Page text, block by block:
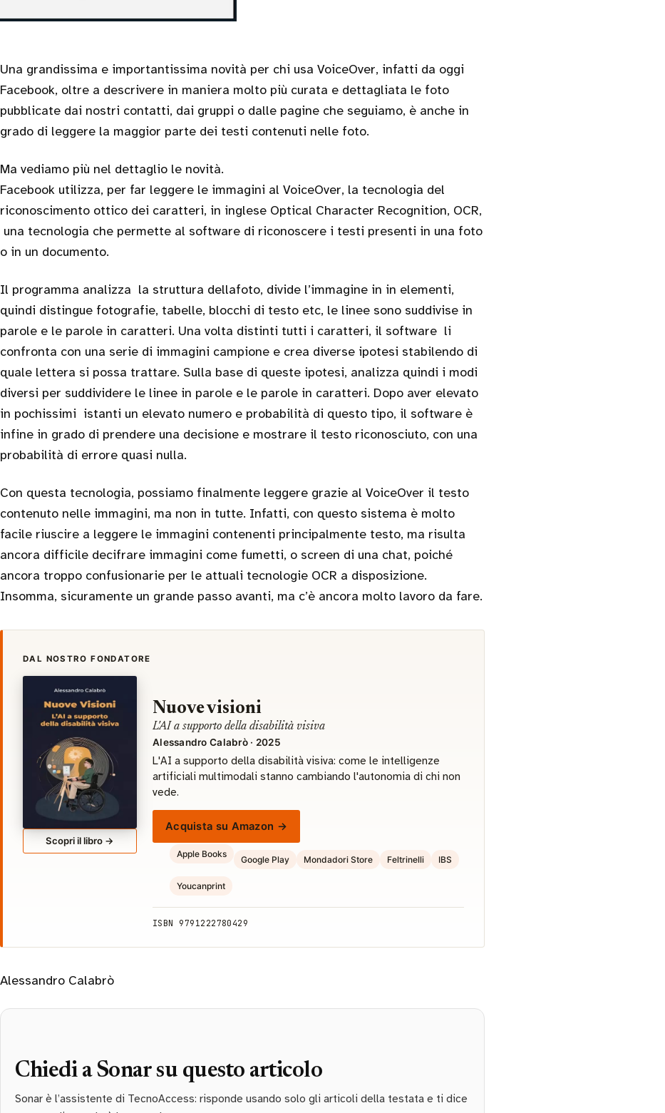
Una grandissima e importantissima novità per chi usa VoiceOver, infatti da oggi
Facebook, oltre a descrivere in maniera molto più curata e dettagliata le foto
pubblicate dai nostri contatti, dai gruppi o dalle pagine che seguiamo, è anche in
grado di leggere la maggior parte dei testi contenuti nelle foto.
Ma vediamo più nel dettaglio le novità.
Facebook utilizza, per far leggere le immagini al VoiceOver, la tecnologia del
riconoscimento ottico dei caratteri, in inglese Optical Character Recognition, OCR,
una tecnologia che permette al software di riconoscere i testi presenti in una foto
o in un documento.
Il programma analizza la struttura dellafoto, divide l’immagine in in elementi,
quindi distingue fotografie, tabelle, blocchi di testo etc, le linee sono suddivise in
parole e le parole in caratteri. Una volta distinti tutti i caratteri, il software li
confronta con una serie di immagini campione e crea diverse ipotesi stabilendo di
quale lettera si possa trattare. Sulla base di queste ipotesi, analizza quindi i modi
diversi per suddividere le linee in parole e le parole in caratteri. Dopo aver elevato
in pochissimi istanti un elevato numero e probabilità di questo tipo, il software è
infine in grado di prendere una decisione e mostrare il testo riconosciuto, con una
probabilità di errore quasi nulla.
Con questa tecnologia, possiamo finalmente leggere grazie al VoiceOver il testo
contenuto nelle immagini, ma non in tutte. Infatti, con questo sistema è molto
facile riuscire a leggere le immagini contenenti principalmente testo, ma risulta
ancora difficile decifrare immagini come fumetti, o screen di una chat, poiché
ancora troppo confusionarie per le attuali tecnologie OCR a disposizione.
Insomma, sicuramente un grande passo avanti, ma c’è ancora molto lavoro da fare.
DAL NOSTRO FONDATORE
Scopri il libro →
Nuove visioni
L'AI a supporto della disabilità visiva
Alessandro Calabrò · 2025
L'AI a supporto della disabilità visiva: come le intelligenze
artificiali multimodali stanno cambiando l'autonomia di chi non
vede.
Acquista su Amazon →
Apple Books
Google Play Mondadori Store Feltrinelli IBS
Youcanprint
ISBN 9791222780429
Alessandro Calabrò
Chiedi a Sonar su questo articolo
Sonar è l’assistente di TecnoAccess: risponde usando solo gli articoli della testata e ti dice